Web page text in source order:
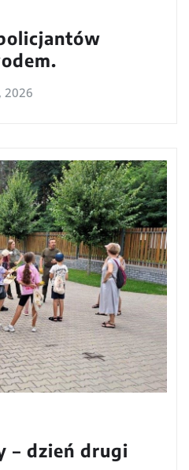
2026
– dzień drugi